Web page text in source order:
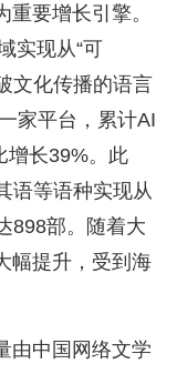
要增长引擎。
实现从“可
文化传播的语言
家平台，累计AI
增长39%。此
语等语种实现从
898部。随着大
幅提升，受到海
由中国网络文学